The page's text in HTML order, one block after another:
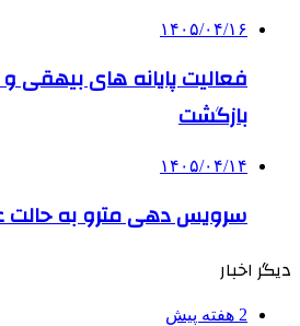
۱۴۰۵/۰۴/۱۶
فعالیت پایانه های بیهقی
بازگشت
۱۴۰۵/۰۴/۱۴
سرویس دهی مترو به حالت
دیگر اخبار
2 هفته پیش